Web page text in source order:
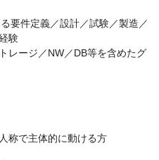
要件定義／設計／試験／製造／
験
レージ／NW／DB等を含めたグ
称で主体的に動ける方